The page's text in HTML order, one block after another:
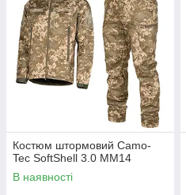
Костюм штормовий Camo-
Tec SoftShell 3.0 MM14
В наявності